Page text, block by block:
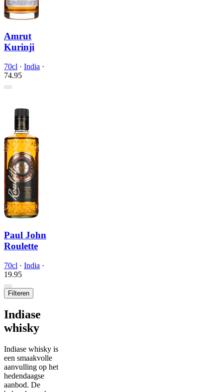
Amrut
Kurinji
70cl · India ·
74.95
Paul John
Roulette
70cl · India ·
19.95
Filteren
Indiase
whisky
Indiase whisky is
een smaakvolle
aanvulling op het
hedendaagse
aanbod. De